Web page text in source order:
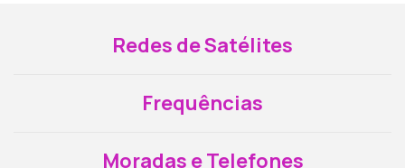
Redes de Satélites
Frequências
Moradas e Telefones